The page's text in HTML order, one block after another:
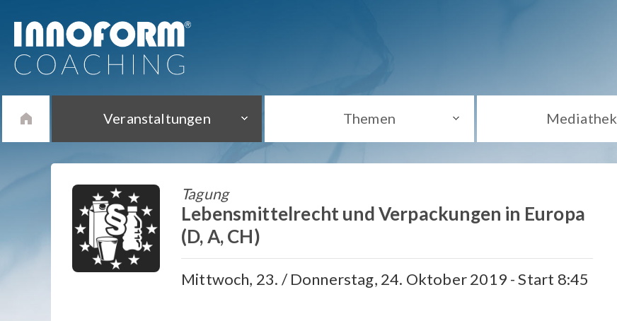
Veranstaltungen Themen Mediathek
Tagung
Lebensmittelrecht und Verpackungen in Europa
(D, A, CH)
Mittwoch, 23. / Donnerstag, 24. Oktober 2019 - Start 8:45